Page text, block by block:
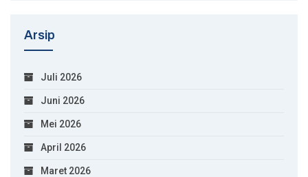
Arsip
Juli 2026
Juni 2026
Mei 2026
April 2026
Maret 2026